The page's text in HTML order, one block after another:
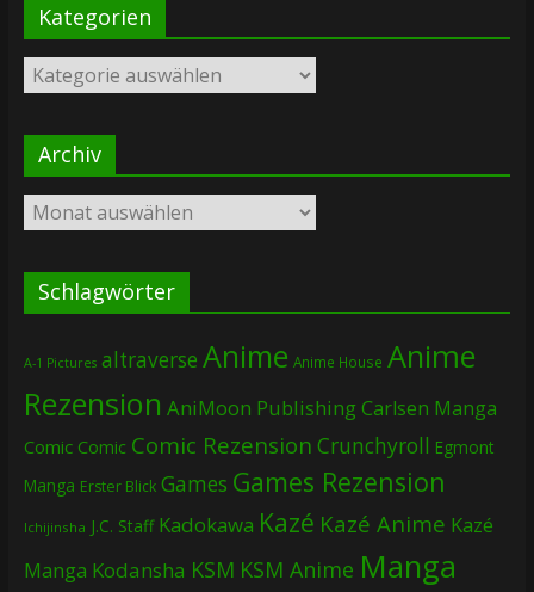
Kategorien
Kategorien
Archiv
Archiv
Schlagwörter
A-1 Pictures altraverse Anime Anime House Anime
Rezension AniMoon PublishingCarlsen Manga
Comic Comic Comic Rezension Crunchyroll Egmont
Manga Erster Blick Games Games Rezension
Ichijinsha J.C. Staff Kadokawa Kazé Kazé Anime Kazé
Manga Kodansha KSM KSM Anime Manga